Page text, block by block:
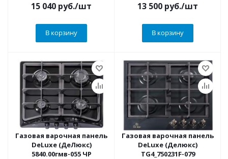
15 040 руб./шт
В корзину
13 500 руб./шт
В корзину
Газовая варочная панель
DeLuxe (ДеЛюкс)
5840.00гмв-055 ЧР
Газовая варочная панель
DeLuxe (Делюкс)
TG4_750231F-079